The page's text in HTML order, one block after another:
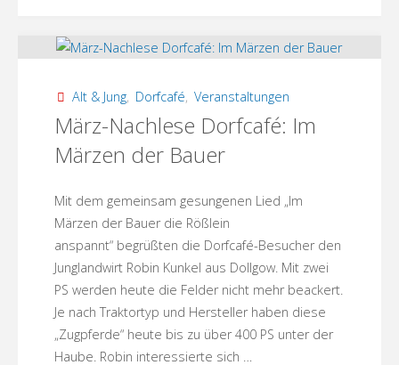
Dorfcafé:
Eiernester
–
Osterbräuche,
Osterfeste"
Alt & Jung, Dorfcafé, Veranstaltungen
März-Nachlese Dorfcafé: Im
Märzen der Bauer
Mit dem gemeinsam gesungenen Lied „Im
Märzen der Bauer die Rößlein
anspannt“ begrüßten die Dorfcafé-Besucher den
Junglandwirt Robin Kunkel aus Dollgow. Mit zwei
PS werden heute die Felder nicht mehr beackert.
Je nach Traktortyp und Hersteller haben diese
„Zugpferde“ heute bis zu über 400 PS unter der
Haube. Robin interessierte sich …